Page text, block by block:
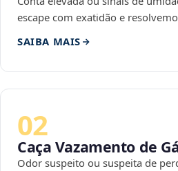
escape com exatidão e
SAIBA MAIS
02
Caça Vazamento de
Odor suspeito ou suspeita de